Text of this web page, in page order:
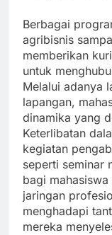
Berbagai
agribisnis
memberikan
untuk
Melalui adanya
lapangan,
dinamika yang
Keterlibatan
kegiatan
seperti seminar
bagi
jaringan
menghadapi
mereka